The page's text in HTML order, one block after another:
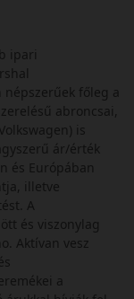
ipari
főleg a
abroncsai,
is
ár/érték
és Európában
illetve
A
és viszonylag
Aktívan vesz
a